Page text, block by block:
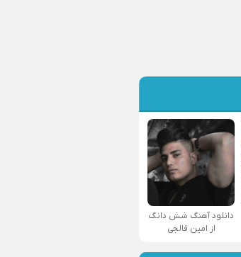
دانلود آهنگ شش دانگ
از امین فالجی